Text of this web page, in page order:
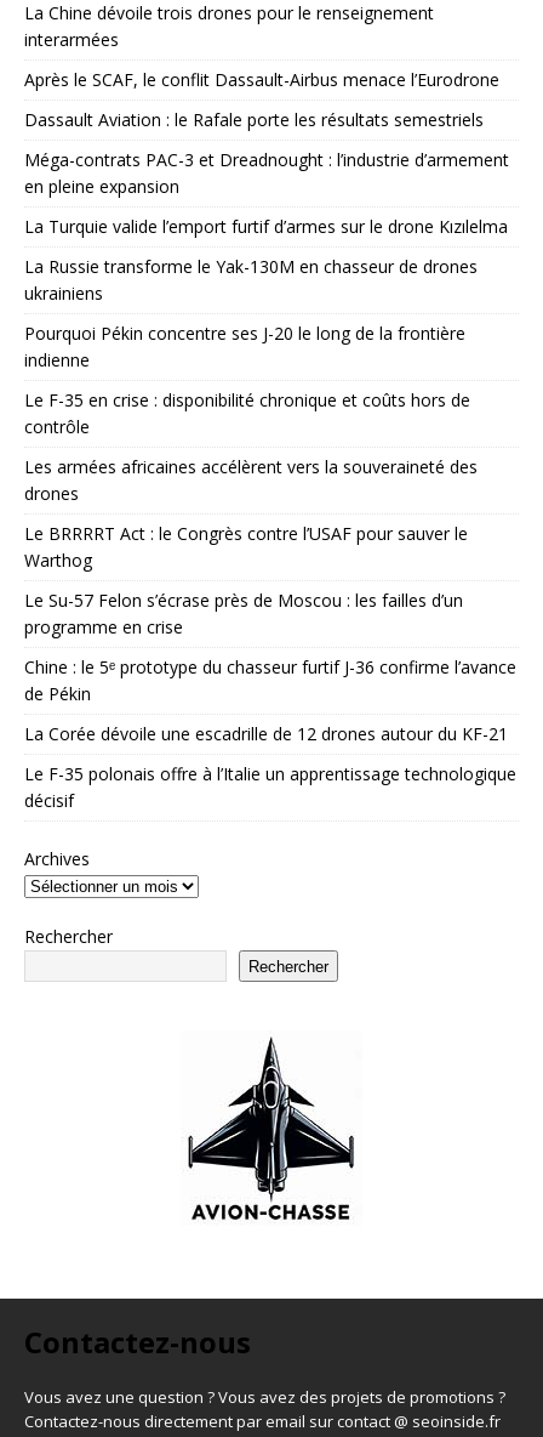
La Chine dévoile trois drones pour le renseignement
interarmées
Après le SCAF, le conflit Dassault-Airbus menace l’Eurodrone
Dassault Aviation : le Rafale porte les résultats semestriels
Méga-contrats PAC-3 et Dreadnought : l’industrie d’armement
en pleine expansion
La Turquie valide l’emport furtif d’armes sur le drone Kızılelma
La Russie transforme le Yak-130M en chasseur de drones
ukrainiens
Pourquoi Pékin concentre ses J-20 le long de la frontière
indienne
Le F-35 en crise : disponibilité chronique et coûts hors de
contrôle
Les armées africaines accélèrent vers la souveraineté des
drones
Le BRRRRT Act : le Congrès contre l’USAF pour sauver le
Warthog
Le Su-57 Felon s’écrase près de Moscou : les failles d’un
programme en crise
Chine : le 5ᵉ prototype du chasseur furtif J-36 confirme l’avance
de Pékin
La Corée dévoile une escadrille de 12 drones autour du KF-21
Le F-35 polonais offre à l’Italie un apprentissage technologique
décisif
Archives
Rechercher
Rechercher
Contactez-nous
Vous avez une question ? Vous avez des projets de promotions ?
Contactez-nous directement par email sur contact @ seoinside.fr